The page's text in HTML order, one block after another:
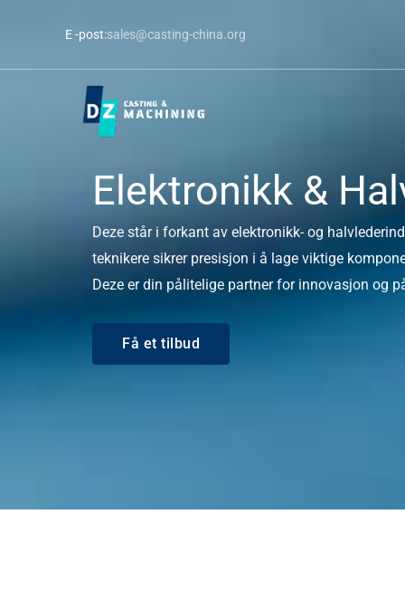
innhold
E -post:sales@casting-china.org
Elektronikk &
Deze står i forkant av elektronikk- og
teknikere sikrer presisjon i å lage viktige
Deze er din pålitelige partner for innovasjon og
Få et tilbud